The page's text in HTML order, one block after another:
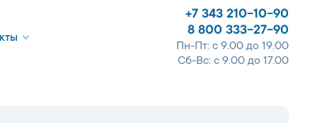
+7 343 210-10-90
8 800 333-27-90
Пн-Пт: с 9.00 до 19.00
Сб-Вс: с 9.00 до 17.00